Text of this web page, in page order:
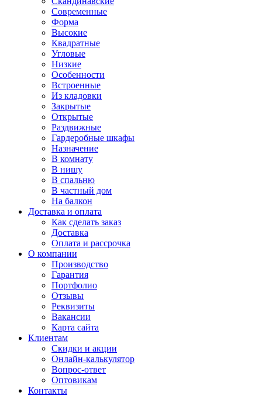
Современные
Форма
Высокие
Квадратные
Угловые
Низкие
Особенности
Встроенные
Из кладовки
Закрытые
Открытые
Раздвижные
Гардеробные шкафы
Назначение
В комнату
В нишу
В спальню
В частный дом
На балкон
Доставка и оплата
Как сделать заказ
Доставка
Оплата и рассрочка
О компании
Производство
Гарантия
Портфолио
Отзывы
Реквизиты
Вакансии
Карта сайта
Клиентам
Скидки и акции
Онлайн-калькулятор
Вопрос-ответ
Оптовикам
Контакты